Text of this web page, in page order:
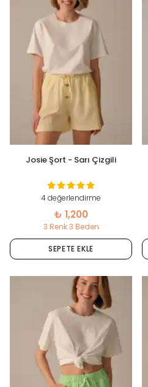
Josie Şort - Sarı Çizgili
4 değerlendirme
₺ 1,200
3 Renk 3 Beden
SEPETE EKLE